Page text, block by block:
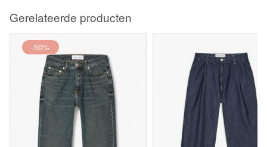
Gerelateerde producten
-50%